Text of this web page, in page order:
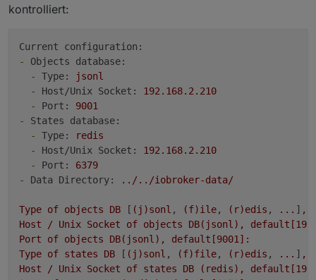
kontrolliert:
Current configuration:
-
Objects database:
-
Type:
jsonl
-
Host/Unix Socket: 192.168.2 .210
-
Port:
9001
-
States database:
-
Type:
redis
-
Host/Unix Socket: 192.168.2 .210
-
Port:
6379
-
Data Directory: ../../iobroker-data/
Type of objects DB [ (j)sonl , (f)ile, (r)edis , ... ] ,
Host
/ Unix Socket of objects DB(jsonl),
Port
of objects DB(jsonl),
default[9001]:
Type of states DB [ (j)sonl , (f)file, (r)edis , ... ] ,
Host
/ Unix Socket of states DB (redis),